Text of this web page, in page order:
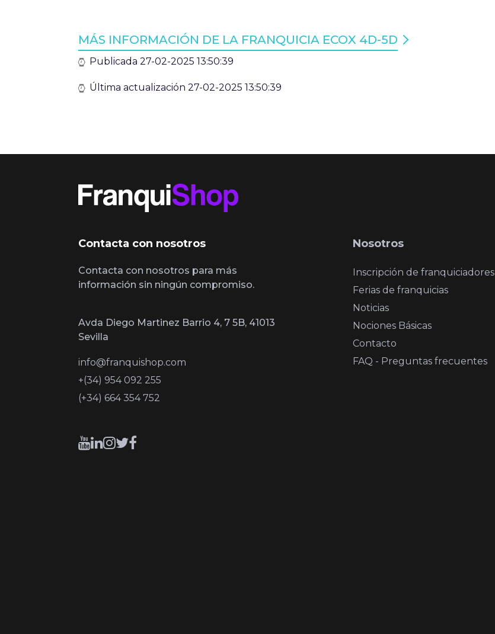
MÁS INFORMACIÓN DE LA FRANQUICIA ECOX 4D-5D
Publicada 27-02-2025 13:50:39
Última actualización 27-02-2025 13:50:39
Contacta con nosotros
Contacta con nosotros para más
información sin ningún compromiso.
Avda Diego Martinez Barrio 4, 7 5B, 41013
Sevilla
info@franquishop.com
+(34) 954 092 255
(+34) 664 354 752
Nosotros
Inscripción de franquiciadores
Ferias de franquicias
Noticias
Nociones Básicas
Contacto
FAQ - Preguntas frecuentes